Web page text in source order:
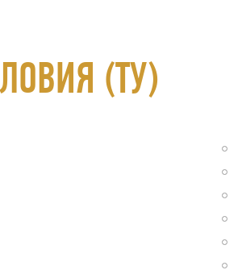
(ТУ)